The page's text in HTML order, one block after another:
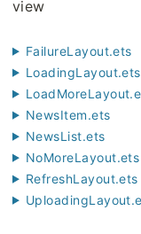
view
FailureLayout.ets
LoadingLayout.ets
NewsItem.ets
NewsList.ets
NoMoreLayout.ets
RefreshLayout.ets